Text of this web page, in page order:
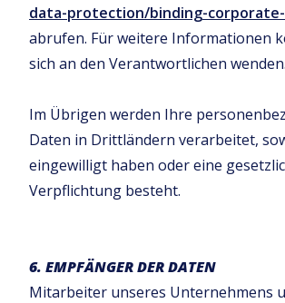
data-protection/binding-
abrufen. Für weitere Informationen
sich an den Verantwortlichen wenden.
Im Übrigen werden Ihre
Daten in Drittländern verarbeitet,
eingewilligt haben oder eine
Verpflichtung besteht.
6. EMPFÄNGER DER DATEN
Mitarbeiter unseres Unternehmens